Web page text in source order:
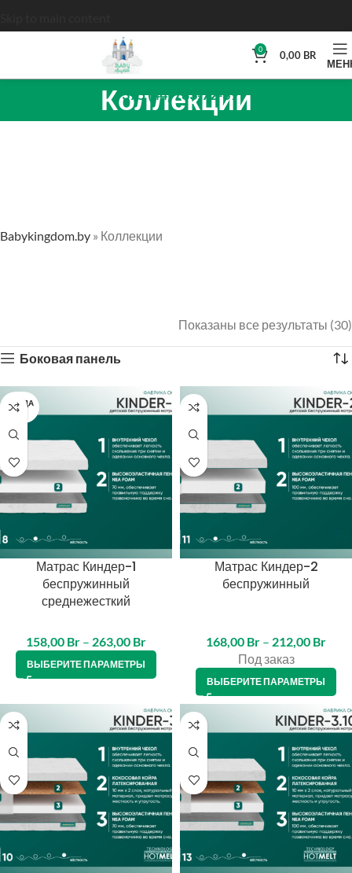
+375 (44) 783-72-39
0 0,00 BR
Коллекции
Babykingdom.by » Коллекции
Показаны все результаты (30)
Боковая панель
ПРОДА
НО
Матрас Киндер-1
беспружинный
среднежесткий
158,00 Br – 263,00 Br
ВЫБЕРИТЕ ПАРАМЕТРЫ
Матрас Киндер-2
беспружинный
168,00 Br – 212,00 Br
Под заказ
ВЫБЕРИТЕ ПАРАМЕТРЫ